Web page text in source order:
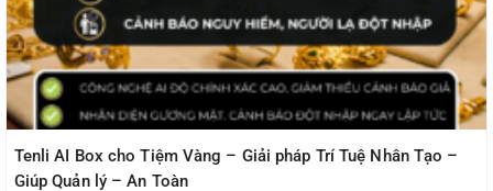
10/100/1000M
950.000VNĐ
Hỗ trợ trực tuyến Thông tin thanh toán